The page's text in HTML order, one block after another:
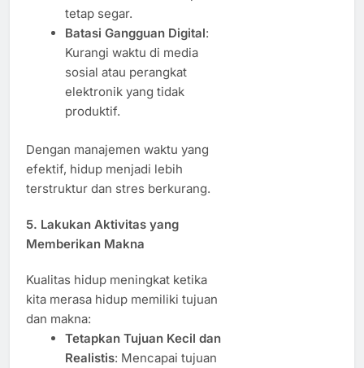
tetap segar.
Batasi Gangguan Digital:
Kurangi waktu di media
sosial atau perangkat
elektronik yang tidak
produktif.
Dengan manajemen waktu yang
efektif, hidup menjadi lebih
terstruktur dan stres berkurang.
5. Lakukan Aktivitas yang
Memberikan Makna
Kualitas hidup meningkat ketika
kita merasa hidup memiliki tujuan
dan makna:
Tetapkan Tujuan Kecil dan
Realistis: Mencapai tujuan